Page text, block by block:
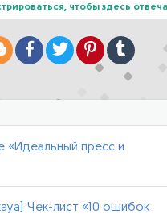
чтобы здесь
BloggerFacebook
TwitterPinterestTumblr
почта
«Идеальный пресс и
Чек-лист «10 ошибок